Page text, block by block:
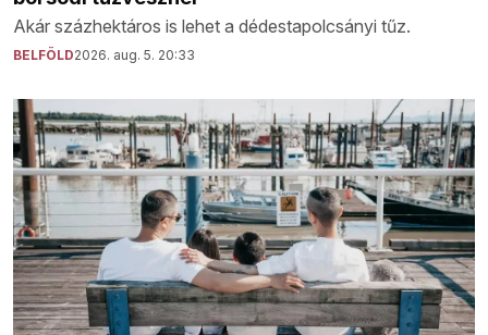
Akár százhektáros is lehet a dédestapolcsányi tűz.
BELFÖLD2026. aug. 5. 20:33